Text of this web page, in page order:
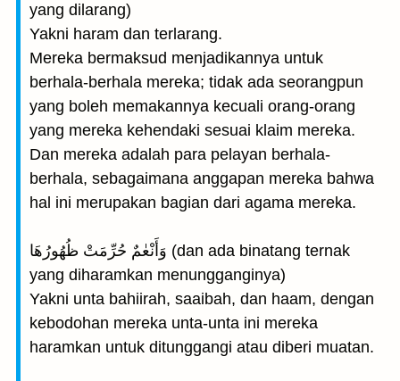
yang dilarang)
Yakni haram dan terlarang.
Mereka bermaksud menjadikannya untuk
berhala-berhala mereka; tidak ada seorangpun
yang boleh memakannya kecuali orang-orang
yang mereka kehendaki sesuai klaim mereka.
Dan mereka adalah para pelayan berhala-
berhala, sebagaimana anggapan mereka bahwa
hal ini merupakan bagian dari agama mereka.
وَأَنْعٰمٌ حُرِّمَتْ ظُهُورُهَا (dan ada binatang ternak
yang diharamkan menungganginya)
Yakni unta bahiirah, saaibah, dan haam, dengan
kebodohan mereka unta-unta ini mereka
haramkan untuk ditunggangi atau diberi muatan.